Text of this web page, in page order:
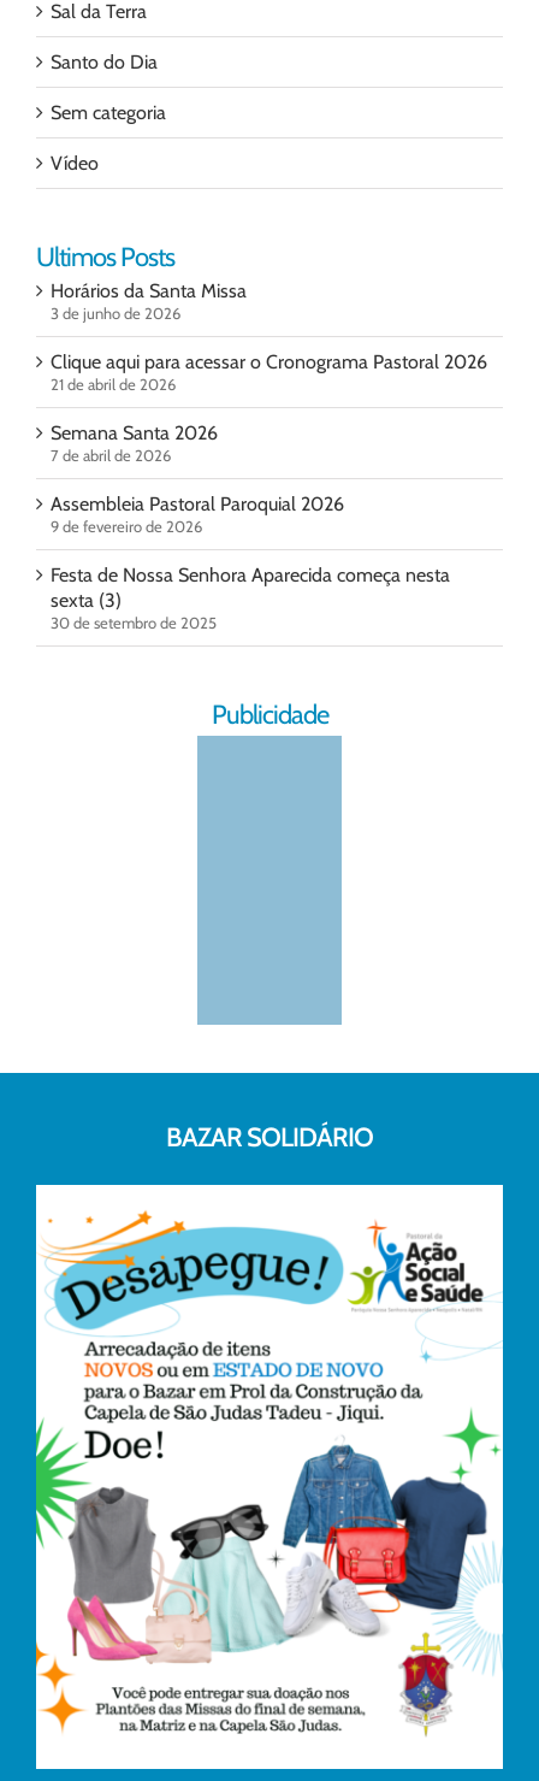
Sal da Terra
Santo do Dia
Sem categoria
Vídeo
Ultimos Posts
Horários da Santa Missa
3 de junho de 2026
Clique aqui para acessar o Cronograma Pastoral 2026
21 de abril de 2026
Semana Santa 2026
7 de abril de 2026
Assembleia Pastoral Paroquial 2026
9 de fevereiro de 2026
Festa de Nossa Senhora Aparecida começa nesta
sexta (3)
30 de setembro de 2025
Publicidade
BAZAR SOLIDÁRIO